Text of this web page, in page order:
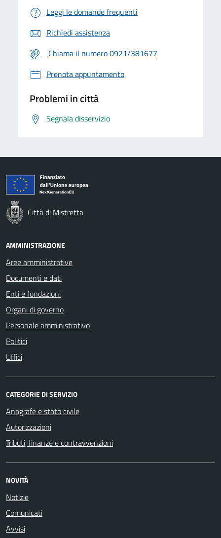
Leggi le domande frequenti
Richiedi assistenza
Chiama il numero 0921/381677
Prenota appuntamento
Problemi in città
Segnala disservizio
Città di Mistretta
AMMINISTRAZIONE
Aree amministrative
Documenti e dati
Enti e fondazioni
Organi di governo
Personale amministrativo
Politici
Uffici
CATEGORIE DI SERVIZIO
Anagrafe e stato civile
Autorizzazioni
Tributi, finanze e contravvenzioni
NOVITÀ
Notizie
Comunicati
Avvisi